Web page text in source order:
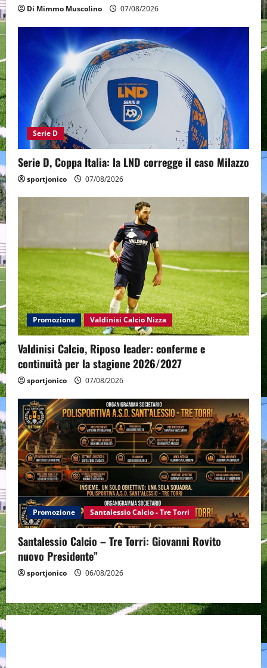
Di Mimmo Muscolino 07/08/2026
Serie D
Serie D, Coppa Italia: la LND corregge il caso Milazzo
sportjonico 07/08/2026
Promozione Valdinisi Calcio Nizza
Valdinisi Calcio, Riposo leader: conferme e
continuità per la stagione 2026/2027
sportjonico 07/08/2026
Promozione Santalessio Calcio - Tre Torri
Santalessio Calcio – Tre Torri: Giovanni Rovito
nuovo Presidente”
sportjonico 06/08/2026